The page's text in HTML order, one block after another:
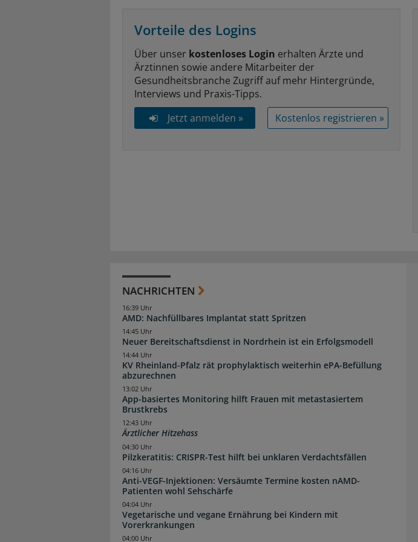
Vorteile des Logins
Über unser kostenloses Login erhalten Ärzte und
Ärztinnen sowie andere Mitarbeiter der
Gesundheitsbranche Zugriff auf mehr Hintergründe,
Interviews und Praxis-Tipps.
Jetzt anmelden »
Kostenlos registrieren »
NACHRICHTEN
AMD: Nachfüllbares Implantat statt Spritzen
16:39 Uhr
Neuer Bereitschaftsdienst in Nordrhein ist ein Erfolgsmodell
14:45 Uhr
KV Rheinland-Pfalz rät prophylaktisch weiterhin ePA-Befüllung
abzurechnen
14:44 Uhr
App-basiertes Monitoring hilft Frauen mit metastasiertem
Brustkrebs
13:02 Uhr
Ärztlicher Hitzehass
12:43 Uhr
Pilzkeratitis: CRISPR-Test hilft bei unklaren Verdachtsfällen
04:30 Uhr
Anti-VEGF-Injektionen: Versäumte Termine kosten nAMD-
Patienten wohl Sehschärfe
04:16 Uhr
Vegetarische und vegane Ernährung bei Kindern mit
Vorerkrankungen
04:04 Uhr
04:00 Uhr